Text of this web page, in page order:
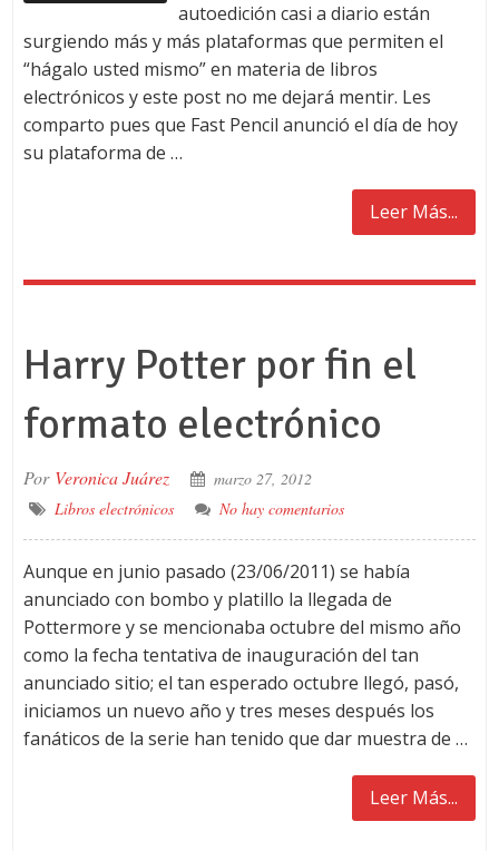
autoedición casi a diario están
surgiendo más y más plataformas que permiten el
“hágalo usted mismo” en materia de libros
electrónicos y este post no me dejará mentir. Les
comparto pues que Fast Pencil anunció el día de hoy
su plataforma de …
Leer Más...
Harry Potter por fin el
formato electrónico
Por Veronica Juárez
marzo 27, 2012
Libros electrónicos
No hay comentarios
Aunque en junio pasado (23/06/2011) se había
anunciado con bombo y platillo la llegada de
Pottermore y se mencionaba octubre del mismo año
como la fecha tentativa de inauguración del tan
anunciado sitio; el tan esperado octubre llegó, pasó,
iniciamos un nuevo año y tres meses después los
fanáticos de la serie han tenido que dar muestra de …
Leer Más...